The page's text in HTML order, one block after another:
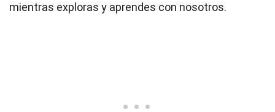
mientras exploras y aprendes con nosotros.